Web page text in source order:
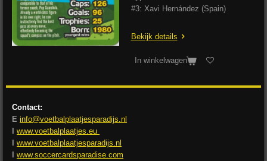
#3: Xavi Hernández (Spain)
Bekijk details
In winkelwagen
Contact:
E info@voetbalplaatjesparadijs.nl
www.voetbalplaatjes.eu
www.voetbalplaatjesparadijs.nl
www.soccercardsparadise.com